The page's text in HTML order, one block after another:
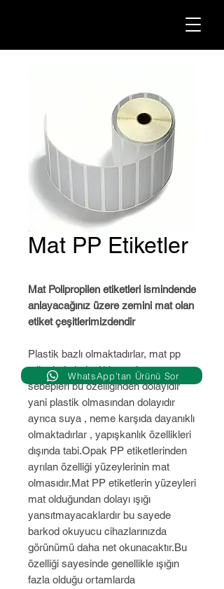
Mat PP Etiketler
Mat Polipropilen etiketleri ismindende
anlayacağınız üzere zemini mat olan
etiket çeşitlerimizdendir
Plastik bazlı olmaktadırlar, mat pp
etiketlerin kolaylıkla yırtılmama
sebepleri bu özelliğinden dolayıdır
yani plastik olmasından dolayıdır
ayrıca suya , neme karşıda dayanıklı
olmaktadırlar , yapışkanlık özellikleri
dışında tabi.Opak PP etiketlerinden
ayrılan özelliği yüzeylerinin mat
olmasıdır.Mat PP etiketlerin yüzeyleri
mat olduğundan dolayı ışığı
yansıtmayacaklardır bu sayede
barkod okuyucu cihazlarınızda
görünümü daha net okunacaktır.Bu
özelliği sayesinde genellikle ışığın
fazla olduğu ortamlarda
WhatsApp’tan Ürünü Sor